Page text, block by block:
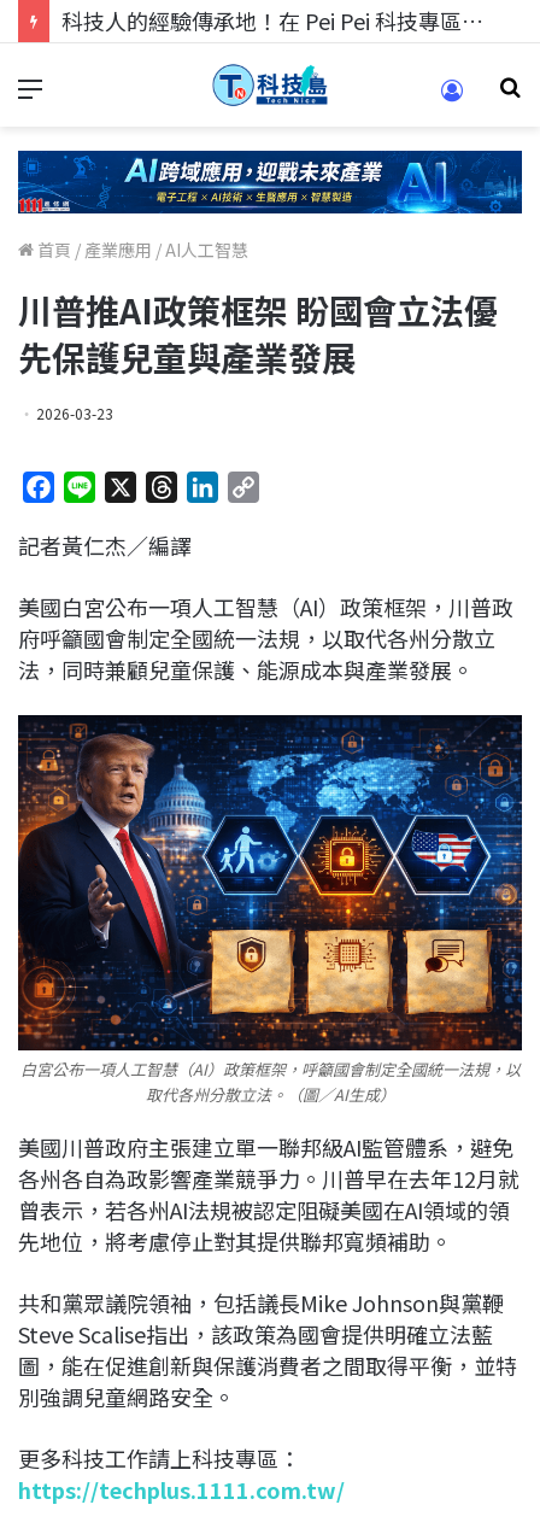
科技人的經驗傳承地！在 Pei Pei 科技專區，與學弟妹交流最硬核的技術
首頁 / 產業應用 /AI人工智慧
川普推AI政策框架 盼國會立法優
先保護兒童與產業發展
2026-03-23
c
b
o
o
n
r
a
d
s
e
d
I
L
i
n
記者黃仁杰／編譯
美國白宮公布一項人工智慧（AI）政策框架，川普政
府呼籲國會制定全國統一法規，以取代各州分散立
法，同時兼顧兒童保護、能源成本與產業發展。
白宮公布一項人工智慧（AI）政策框架，呼籲國會制定全國統一法規，以
取代各州分散立法。（圖／AI生成）
美國川普政府主張建立單一聯邦級AI監管體系，避免
各州各自為政影響產業競爭力。川普早在去年12月就
曾表示，若各州AI法規被認定阻礙美國在AI領域的領
先地位，將考慮停止對其提供聯邦寬頻補助。
共和黨眾議院領袖，包括議長Mike Johnson與黨鞭
Steve Scalise指出，該政策為國會提供明確立法藍
圖，能在促進創新與保護消費者之間取得平衡，並特
別強調兒童網路安全。
更多科技工作請上科技專區：
https://techplus.1111.com.tw/